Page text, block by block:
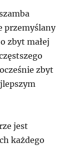
przemyślany
zbyt małej
zbyt
jest
każdego